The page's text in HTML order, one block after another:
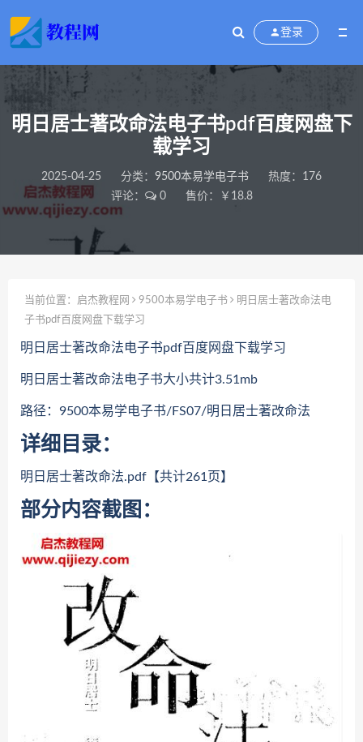
登录
明日居士著改命法电子书pdf百度网盘下
载学习
2025-04-25 分类： 9500本易学电子书
热度：176
评论：
0 售价：￥18.8
当前位置： 启杰教程网 9500本易学电子书
明日居士著改命法电
子书pdf百度网盘下载学习
明日居士著改命法电子书pdf百度网盘下载学习
明日居士著改命法电子书大小共计3.51mb
路径：9500本易学电子书/FS07/明日居士著改命法
详细目录：
明日居士著改命法.pdf【共计261页】
部分内容截图：